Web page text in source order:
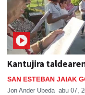
Kantujira
SAN ESTEBAN JAIAK
Jon Ander Ubeda abu 07,